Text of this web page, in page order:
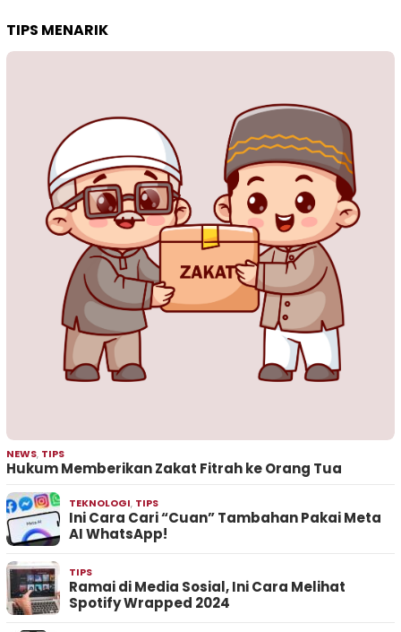
TIPS MENARIK
NEWS, TIPS
Hukum Memberikan Zakat Fitrah ke Orang Tua
TEKNOLOGI, TIPS
Ini Cara Cari “Cuan” Tambahan Pakai Meta
AI WhatsApp!
TIPS
Ramai di Media Sosial, Ini Cara Melihat
Spotify Wrapped 2024